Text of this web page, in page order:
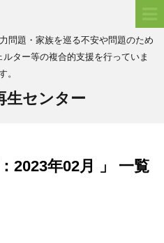
問題・家族を巡る不安や問題のため
ター等の複合的支援を行っていま
。
生センター
2023年02月 」 一覧